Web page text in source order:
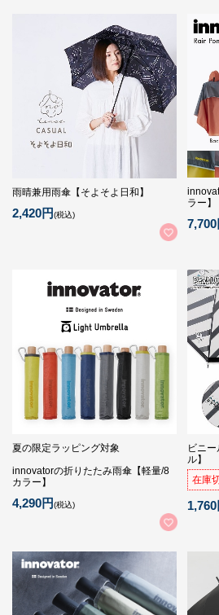
雨晴兼用雨傘【そよそよ日和】
2,420円(税込)
ラー】
夏の限定ラッピング対象
innovatorの折りたたみ雨傘【軽量/8
カラー】
4,290円(税込)
ビニ
ル】
在庫